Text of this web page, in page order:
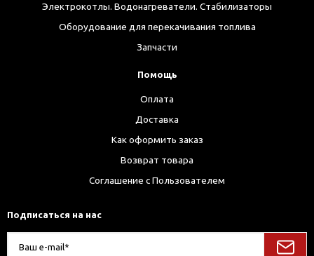
Электрокотлы. Водонагреватели. Стабилизаторы
Оборудование для перекачивания топлива
Запчасти
Помощь
Оплата
Доставка
Как оформить заказ
Возврат товара
Соглашение с Пользователем
Подписаться на нас